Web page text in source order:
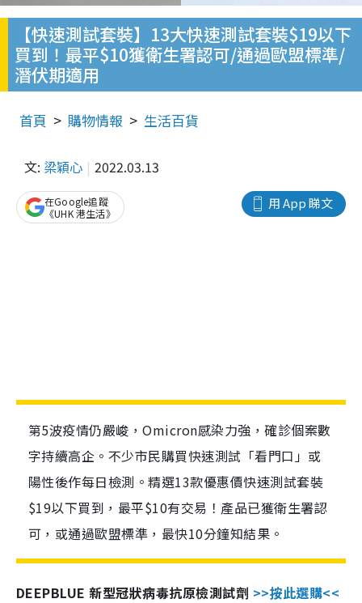
【快速測試套裝】13大快速測試套裝$19以下
買到！最平$10獲衛生署認可/通過歐盟標準/
潛伏期適用
首頁 購物情報 生活百貨
文: 梁穎心 2022.03.13
用 App 睇文
在Google追蹤
《UHK 港生活》
第5波疫情仍嚴峻，Omicron感染力強，確診個案數
字持續高企。不少市民購買快速測試「看門口」或
陽性後作每日檢測。精選13款優惠價快速測試套裝
$19以下買到，最平$10有交易！產品已獲衛生署認
可，或通過歐盟標準，最快10分鐘知結果。
DEEPBLUE 新型冠狀病毒抗原檢測試劑 >>按此選購<<